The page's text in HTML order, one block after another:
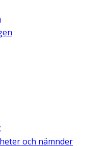
och nämnder